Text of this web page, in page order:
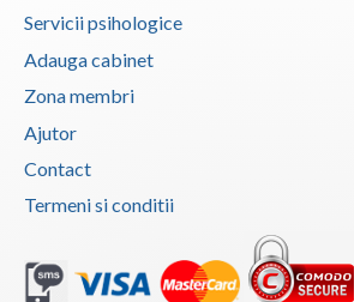
Servicii psihologice
Adauga cabinet
Zona membri
Ajutor
Contact
Termeni si conditii